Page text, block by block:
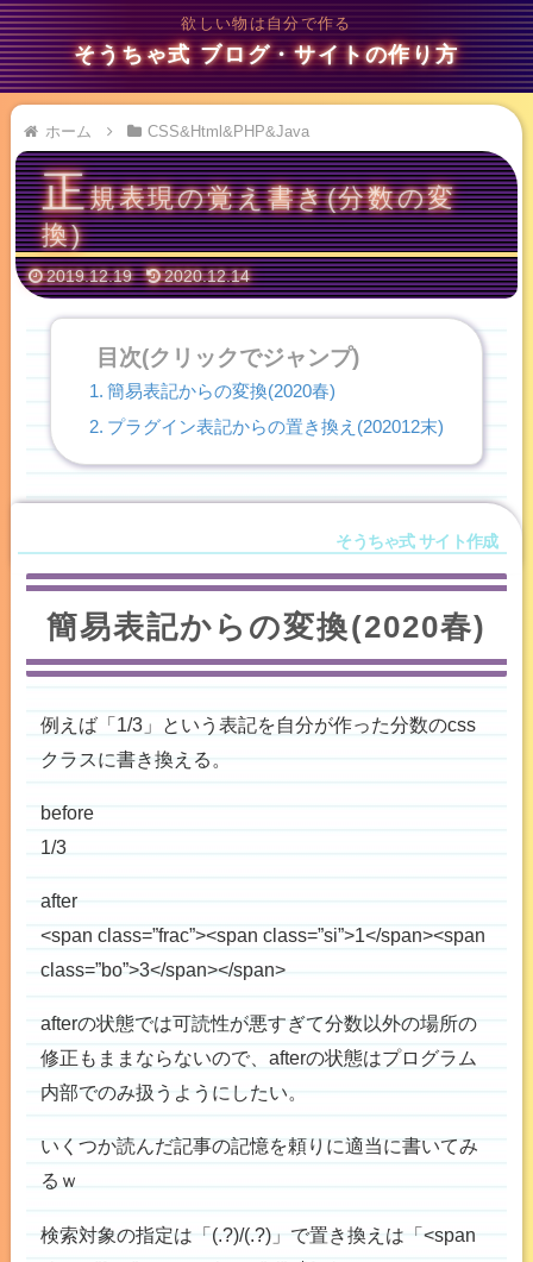
欲しい物は自分で作る
そうちゃ式 ブログ・サイトの作り方
ホーム CSS&Html&PHP&Java
正規表現の覚え書き(分数の変
換)
2019.12.19 2020.12.14
目次(クリックでジャンプ)
簡易表記からの変換(2020春)
プラグイン表記からの置き換え(202012末)
簡易表記からの変換(2020春)
例えば「1/3」という表記を自分が作った分数のcss
クラスに書き換える。
before
1/3
after
<span class=”frac”><span class=”si”>1</span><span
class=”bo”>3</span></span>
afterの状態では可読性が悪すぎて分数以外の場所の
修正もままならないので、afterの状態はプログラム
内部でのみ扱うようにしたい。
いくつか読んだ記事の記憶を頼りに適当に書いてみ
るｗ
検索対象の指定は「(.?)/(.?)」で置き換えは「<span